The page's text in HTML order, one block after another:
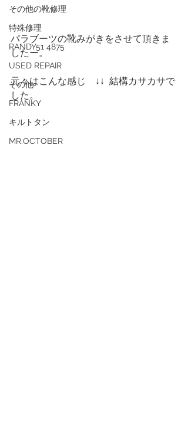
その他の靴修理
特殊修理
RANDY51 4875
USED REPAIR
その他
FRANKY
キルトタン
MR.OCTOBER
パラブーツの靴みがきをさせて頂きま
したー。
元々はこんな感じ　↓↓  結構カサカサで
した。